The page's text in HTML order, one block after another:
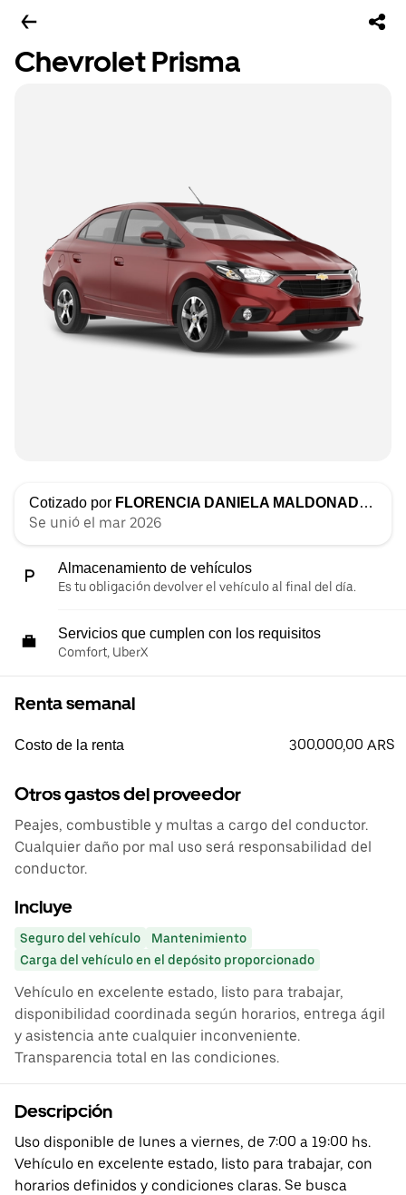
Chevrolet Prisma
Cotizado por FLORENCIA DANIELA MALDONADO SIGUENZA
Se unió el mar 2026
Almacenamiento de vehículos
Es tu obligación devolver el vehículo al final del día.
Servicios que cumplen con los requisitos
Comfort, UberX
Renta semanal
Costo de la renta 300.000,00 ARS
Otros gastos del proveedor
Peajes, combustible y multas a cargo del conductor.
Cualquier daño por mal uso será responsabilidad del
conductor.
Incluye
Seguro del vehículo
Mantenimiento
Carga del vehículo en el depósito proporcionado
Vehículo en excelente estado, listo para trabajar,
disponibilidad coordinada según horarios, entrega ágil
y asistencia ante cualquier inconveniente.
Transparencia total en las condiciones.
Descripción
Uso disponible de lunes a viernes, de 7:00 a 19:00 hs.
Vehículo en excelente estado, listo para trabajar, con
horarios definidos y condiciones claras. Se busca